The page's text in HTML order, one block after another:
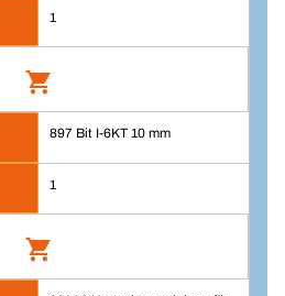
Warenkorb
866
VPE/ST
1
Menge
Warenkorb
1
SW 8 mm Länge 30
mm
864
897 Bit I-6KT 10 mm
1